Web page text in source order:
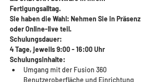
Fertigungsalltag.
Sie haben die Wahl: Nehmen Sie in Präsenz
oder Online-live teil.
Schulungsdauer:
4 Tage, jeweils 9:00 - 16:00 Uhr
Schulungsinhalte:
Umgang mit der Fusion 360
Benutzeroberfläche und Einrichtung